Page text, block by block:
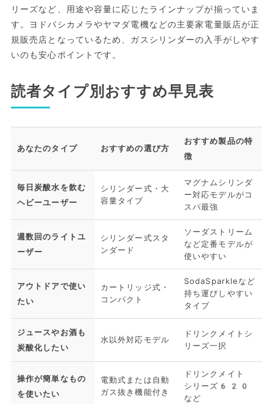
リーズなど、用途や容量に応じたラインナップが揃っていま
す。ヨドバシカメラやヤマダ電機などの主要家電量販店が正
規販売店となっているため、ガスシリンダーの入手がしやす
いのも安心ポイントです。
読者タイプ別おすすめ早見表
あなたのタイプ おすすめの選び方
おすすめ製品の特
徴
毎日炭酸水を飲む
ヘビーユーザー
シリンダー式・大
容量タイプ
マグナムシリンダ
ー対応モデルがコ
スパ最強
週数回のライトユ
ーザー
シリンダー式スタ
ンダード
ソーダストリーム
など定番モデルが
使いやすい
アウトドアで使い
たい
カートリッジ式・
コンパクト
SodaSparkleなど
持ち運びしやすい
タイプ
ジュースやお酒も
炭酸化したい
水以外対応モデル
ドリンクメイトシ
リーズ一択
操作が簡単なもの
を使いたい
電動式または自動
ガス抜き機能付き
ドリンクメイト
シリーズ620
など